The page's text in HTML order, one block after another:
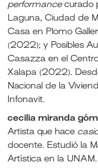
performancecurado
Laguna, Ciudad de
Casa en Plomo
(2022); y Posibles
Casazza en el
Xalapa (2022).
Nacional de la
Infonavit.
cecilia miranda
Artista que hace
docente. Estudió la
Artística en la